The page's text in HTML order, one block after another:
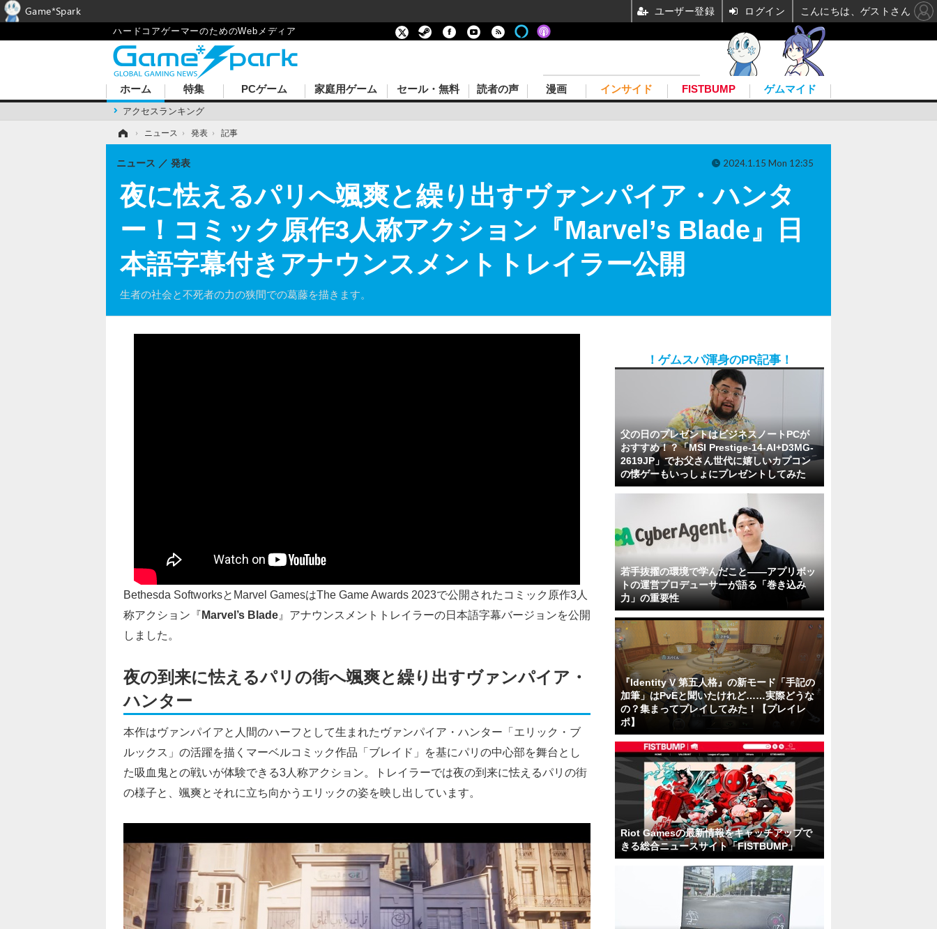
ハードコアゲーマーのためのWebメディア
ホーム
アクセスランキング
特集 PCゲーム 家庭用ゲーム セール・無料 読者の声 漫画 インサイド FISTBUMP ゲムマイド
› ニュース › 発表 › 記事
夜に怯えるパリへ颯爽と繰り出すヴァンパイア・ハンタ
ー！コミック原作3人称アクション『Marvel’s Blade』日
本語字幕付きアナウンスメントトレイラー公開
生者の社会と不死者の力の狭間での葛藤を描きます。
ニュース 発表 2024.1.15 Mon 12:35
Bethesda SoftworksとMarvel GamesはThe Game Awards 2023で公開されたコミック原作3人
称アクション『Marvel’s Blade 』アナウンスメントトレイラーの日本語字幕バージョンを公開
しました。
夜の到来に怯えるパリの街へ颯爽と繰り出すヴァンパイア・
ハンター
本作はヴァンパイアと人間のハーフとして生まれたヴァンパイア・ハンター「エリック・ブ
ルックス」の活躍を描くマーベルコミック作品「ブレイド」を基にパリの中心部を舞台とし
た吸血鬼との戦いが体験できる3人称アクション。トレイラーでは夜の到来に怯えるパリの街
の様子と、颯爽とそれに立ち向かうエリックの姿を映し出しています。
！ゲムスパ渾身のPR記事！
父の日のプレゼントはビジネスノートPCが
おすすめ！？「MSI Prestige-14-AI+D3MG-
2619JP」でお父さん世代に嬉しいカプコン
の懐ゲーもいっしょにプレゼントしてみた
若手抜擢の環境で学んだこと――アプリボッ
トの運営プロデューサーが語る「巻き込み
力」の重要性
『Identity V 第五人格』の新モード「手記の
加筆」はPvEと聞いたけれど……実際どうな
の？集まってプレイしてみた！【プレイレ
ポ】
Riot Gamesの最新情報をキャッチアップで
きる総合ニュースサイト「FISTBUMP」
Game*Spark ユーザー登録 ログイン こんにちは、ゲストさん